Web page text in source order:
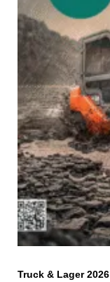
Truck & Lager 2026